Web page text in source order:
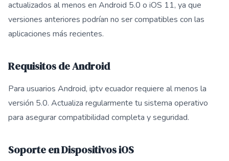
actualizados al menos en Android 5.0 o iOS 11, ya que
versiones anteriores podrían no ser compatibles con las
aplicaciones más recientes.
Requisitos de Android
Para usuarios Android, iptv ecuador requiere al menos la
versión 5.0. Actualiza regularmente tu sistema operativo
para asegurar compatibilidad completa y seguridad.
Soporte en Dispositivos iOS